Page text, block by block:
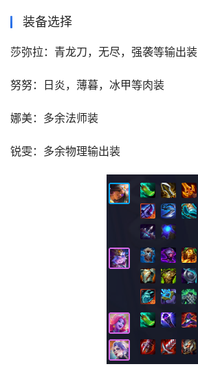
装备选择
莎弥拉：青龙刀，无尽，强袭等输出装
努努：日炎，薄暮，冰甲等肉装
娜美：多余法师装
锐雯：多余物理输出装